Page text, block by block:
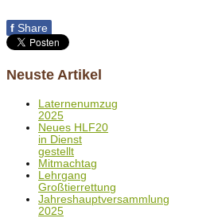
f Share
Neuste Artikel
Laternenumzug
2025
Neues HLF20
in Dienst
gestellt
Mitmachtag
Lehrgang
Großtierrettung
Jahreshauptversammlung
2025